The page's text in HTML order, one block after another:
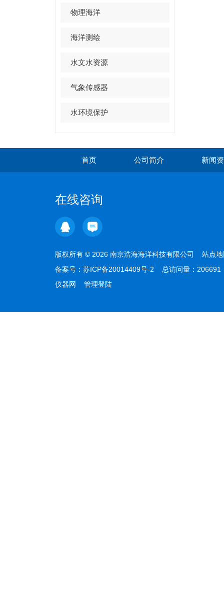
物理海洋
海洋测绘
水文水资源
气象传感器
水环境保护
首页 公司简介 新闻
在线咨询
版权所有 © 2026 南京浩海海洋科技有限公司 站点
备案号： 苏ICP备20014409号-2 总访问量：
仪器网
管理登陆